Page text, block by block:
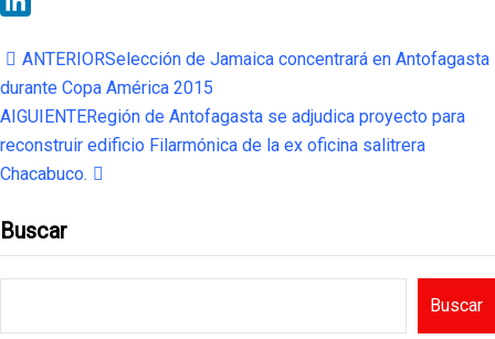
ANTERIORSelección de Jamaica concentrará en Antofagasta
durante Copa América 2015
AIGUIENTERegión de Antofagasta se adjudica proyecto para
reconstruir edificio Filarmónica de la ex oficina salitrera
Chacabuco.
Buscar
Buscar